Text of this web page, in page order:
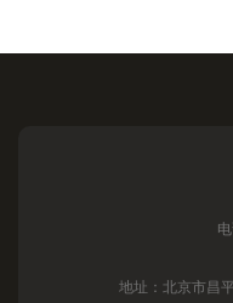
地址：北京市昌